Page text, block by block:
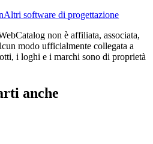
Altri software di progettazione
non è affiliata, associata,
modo ufficialmente collegata a
i loghi e i marchi sono di proprietà
anche